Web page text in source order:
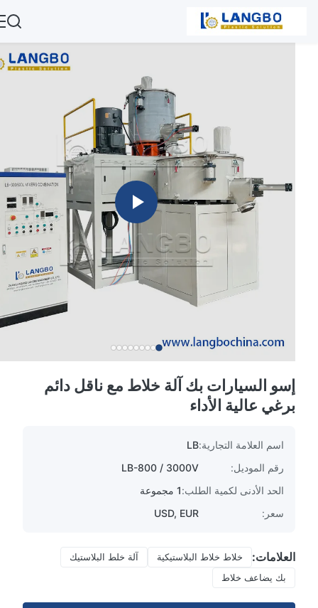
إسو السيارات بك آلة خلاط مع ناقل دائم
برغي عالية الأداء
اسم العلامة التجارية:LB
رقم الموديل:
LB-800 / 3000V
الحد الأدنى لكمية الطلب:1 مجموعة
USD, EUR
العلامات: خلاط خلاط البلاستيكية
آلة خلط البلاستيك
بك يضاعف خلاط